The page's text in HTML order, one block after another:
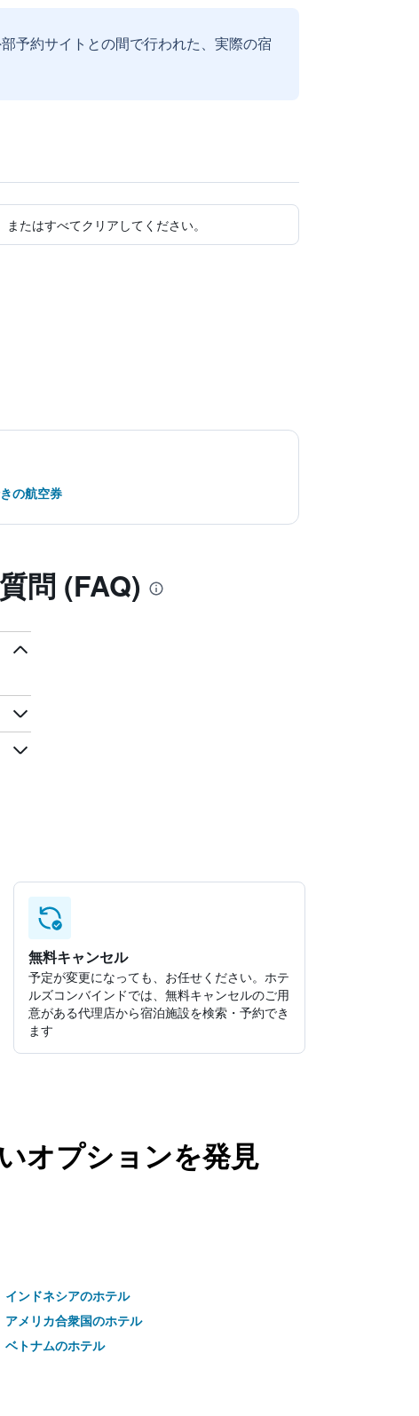
予約サイトとの間で行われた、実際の宿
たはすべてクリアしてください。
の航空券
問 (FAQ)
無料キャンセル
予定が変更になっても、お任せください。ホテ
ルズコンバインドでは、無料キャンセルのご用
意がある代理店から宿泊施設を検索・予約でき
ます
オプションを発見
インドネシアのホテル
アメリカ合衆国のホテル
ベトナムのホテル